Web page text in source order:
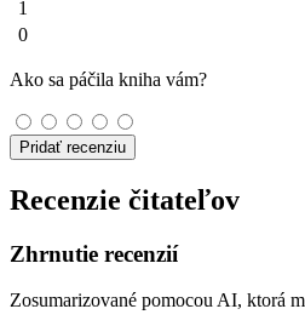
1
0
Ako sa páčila kniha vám?
Pridať recenziu
Recenzie čitateľov
Zhrnutie recenzií
Zosumarizované pomocou AI, ktorá